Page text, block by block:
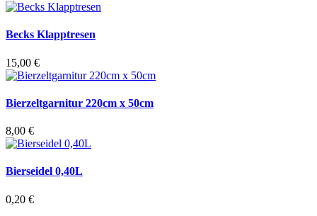
Becks Klapptresen
15,00 €
Bierzeltgarnitur 220cm x 50cm
8,00 €
Bierseidel 0,40L
0,20 €